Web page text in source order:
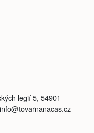
legií 5, 54901